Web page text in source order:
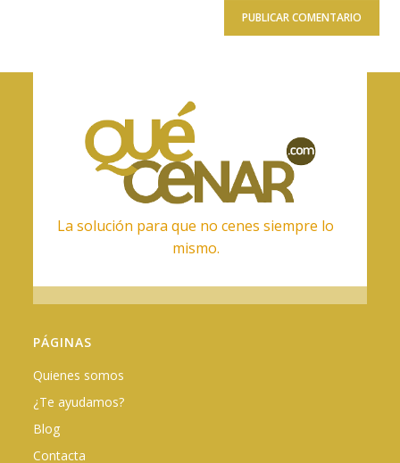
La solución para que no cenes siempre lo
mismo.
PÁGINAS
Quienes somos
¿Te ayudamos?
Blog
Contacta